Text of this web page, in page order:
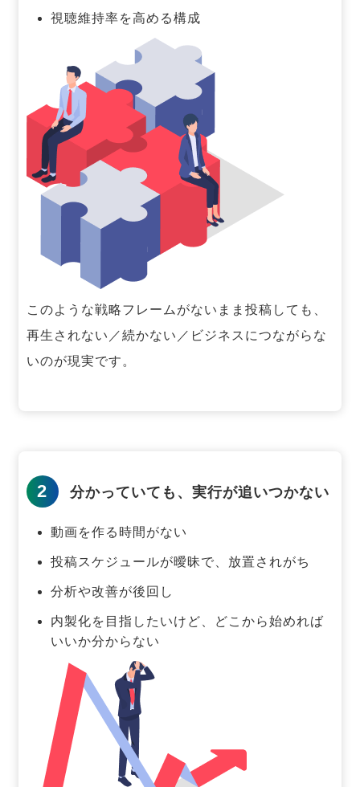
視聴維持率を高める構成
このような戦略フレームがないまま投稿しても、
再生されない／続かない／ビジネスにつながらな
いのが現実です。
2 分かっていても、実行が追いつかない
動画を作る時間がない
投稿スケジュールが曖昧で、放置されがち
分析や改善が後回し
内製化を目指したいけど、どこから始めれば
いいか分からない